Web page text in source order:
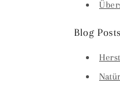
Blog Posts